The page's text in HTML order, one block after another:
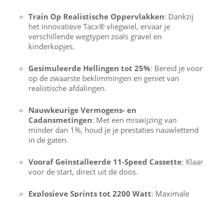
Train Op Realistische Oppervlakken: Dankzij
het innovatieve Tacx® vliegwiel, ervaar je
verschillende wegtypen zoals gravel en
kinderkopjes.
Gesimuleerde Hellingen tot 25%: Bereid je voor
op de zwaarste beklimmingen en geniet van
realistische afdalingen.
Nauwkeurige Vermogens- en
Cadansmetingen: Met een miswijzing van
minder dan 1%, houd je je prestaties nauwlettend
in de gaten.
Vooraf Geïnstalleerde 11-Speed Cassette: Klaar
voor de start, direct uit de doos.
Explosieve Sprints tot 2200 Watt: Maximale